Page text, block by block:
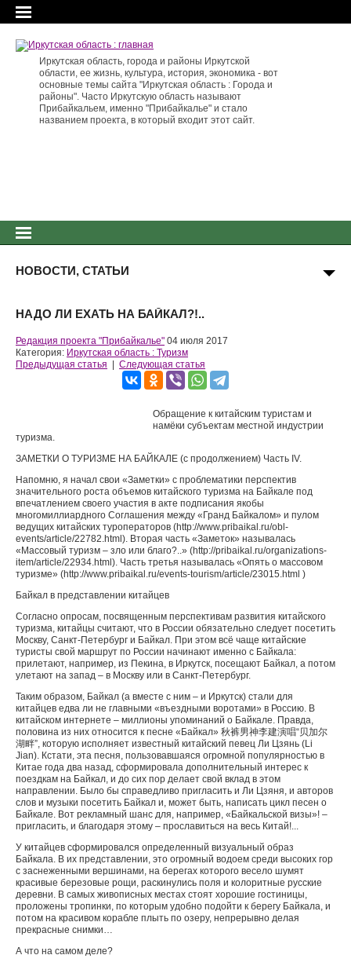
Иркутская область, города и районы Иркутской
области, ее жизнь, культура, история, экономика - вот
основные темы сайта "Иркутская область : Города и
районы". Часто Иркутскую область называют
Прибайкальем, именно "Прибайкалье" и стало
названием проекта, в который входит этот сайт.
НОВОСТИ, СТАТЬИ
НАДО ЛИ ЕХАТЬ НА БАЙКАЛ?!..
Редакция проекта "Прибайкалье" 04 июля 2017
Категория: Иркутская область : Туризм
Предыдущая статья
Следующая статья
Обращение к китайским туристам и
намёки субъектам местной индустрии
туризма.
ЗАМЕТКИ О ТУРИЗМЕ НА БАЙКАЛЕ (с продолжением) Часть IV.
Напомню, я начал свои «Заметки» с проблематики перспектив
значительного роста объемов китайского туризма на Байкале под
впечатлением своего участия в акте подписания якобы
многомиллиардного Соглашения между «Гранд Байкалом» и пулом
ведущих китайских туроператоров (http://www.pribaikal.ru/obl-
events/article/22782.html). Вторая часть «Заметок» называлась
«Массовый туризм – зло или благо?..» (http://pribaikal.ru/organizations-
item/article/22934.html). Часть третья называлась «Опять о массовом
туризме» (http://www.pribaikal.ru/events-tourism/article/23015.html )
Байкал в представлении китайцев
Согласно опросам, посвященным перспективам развития китайского
туризма, китайцы считают, что в России обязательно следует посетить
Москву, Санкт-Петербург и Байкал. При этом всё чаще китайские
туристы свой маршрут по России начинают именно с Байкала:
прилетают, например, из Пекина, в Иркутск, посещают Байкал, а потом
улетают на запад – в Москву или в Санкт-Петербург.
Таким образом, Байкал (а вместе с ним – и Иркутск) стали для
китайцев едва ли не главными «въездными воротами» в Россию. В
китайском интернете – миллионы упоминаний о Байкале. Правда,
половина из них относится к песне «Байкал» 秋裤男神李建演唱“贝加尔
湖畔”, которую исполняет известный китайский певец Ли Цзянь (Li
Jian). Кстати, эта песня, пользовавшаяся огромной популярностью в
Китае года два назад, сформировала дополнительный интерес к
поездкам на Байкал, и до сих пор делает свой вклад в этом
направлении. Было бы справедливо пригласить и Ли Цзяня, и авторов
слов и музыки посетить Байкал и, может быть, написать цикл песен о
Байкале. Вот рекламный шанс для, например, «Байкальской визы»! –
пригласить, и благодаря этому – прославиться на весь Китай!...
У китайцев сформировался определенный визуальный образ
Байкала. В их представлении, это огромный водоем среди высоких гор
с заснеженными вершинами, на берегах которого весело шумят
красивые березовые рощи, раскинулись поля и колоритные русские
деревни. В самых живописных местах стоят хорошие гостиницы,
проложены тропинки, по которым удобно подойти к берегу Байкала, и
потом на красивом корабле плыть по озеру, непрерывно делая
прекрасные снимки…
А что на самом деле?